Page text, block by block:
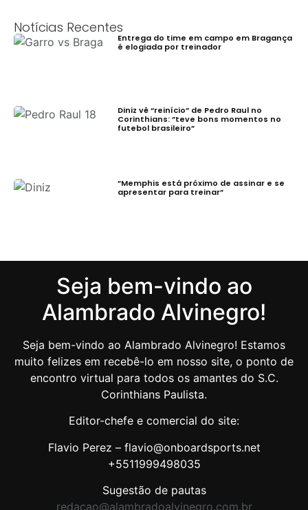
Notícias Recentes
Entrega do time em campo em Bragança
é elogiada por treinador
Diniz vê “reinício” de Pedro Raul no
Corinthians: ”teve bons momentos no
futebol brasileiro”
”Memphis está próximo de assinar e se
apresentar para treinar”
Seja bem-vindo ao
Alambrado Alvinegro!
Seja bem-vindo ao Alambrado Alvinegro! Estamos
muito felizes em recebê-lo em nosso site, o ponto de
encontro virtual para todos os amantes do S.C.
Corinthians Paulista.
Editor-chefe e comercial do site:
Flavio Perez – flavio@onboardsports.net
+5511999498035
Sugestão de pautas
redacao@alambradoalvinegro.com.br